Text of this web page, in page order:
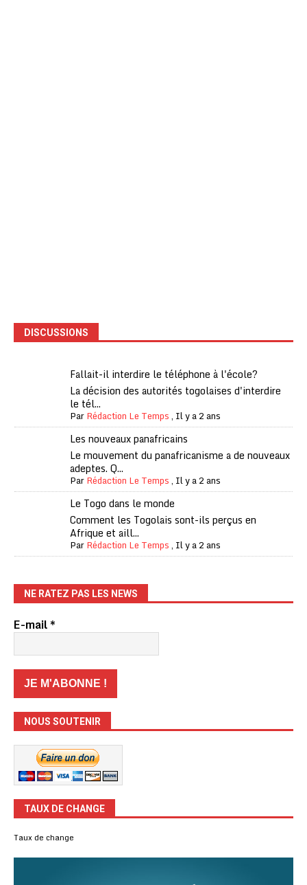
DISCUSSIONS
Fallait-il interdire le téléphone à l'école?
La décision des autorités togolaises d'interdire
le tél...
ParRédaction Le Temps, Il y a 2 ans
Les nouveaux panafricains
Le mouvement du panafricanisme a de nouveaux
adeptes. Q...
ParRédaction Le Temps, Il y a 2 ans
Le Togo dans le monde
Comment les Togolais sont-ils perçus en
Afrique et aill...
ParRédaction Le Temps, Il y a 2 ans
NE RATEZ PAS LES NEWS
E-mail*
NOUS SOUTENIR
TAUX DE CHANGE
Taux de change